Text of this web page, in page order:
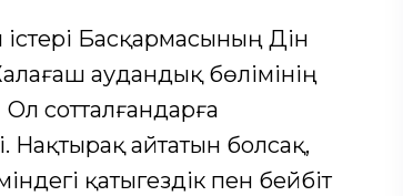
Басқармасының Дін
аудандық бөлімінің
сотталғандарға
Нақтырақ айтатын болсақ,
қатыгездік пен бейбіт